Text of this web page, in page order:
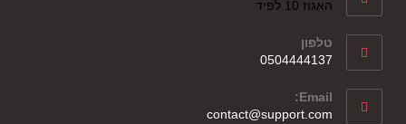
האגוז 10 לפיד
טלפון
0504444137
Email:
contact@support.com